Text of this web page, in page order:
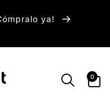
ya!
0
artículos